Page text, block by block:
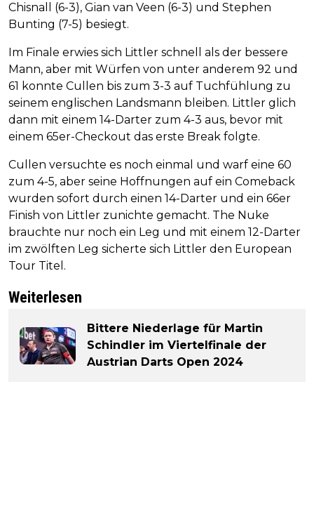
Chisnall (6-3), Gian van Veen (6-3) und Stephen
Bunting (7-5) besiegt.
Im Finale erwies sich Littler schnell als der bessere
Mann, aber mit Würfen von unter anderem 92 und
61 konnte Cullen bis zum 3-3 auf Tuchfühlung zu
seinem englischen Landsmann bleiben. Littler glich
dann mit einem 14-Darter zum 4-3 aus, bevor mit
einem 65er-Checkout das erste Break folgte.
Cullen versuchte es noch einmal und warf eine 60
zum 4-5, aber seine Hoffnungen auf ein Comeback
wurden sofort durch einen 14-Darter und ein 66er
Finish von Littler zunichte gemacht. The Nuke
brauchte nur noch ein Leg und mit einem 12-Darter
im zwölften Leg sicherte sich Littler den European
Tour Titel.
Weiterlesen
Bittere Niederlage für Martin
Schindler im Viertelfinale der
Austrian Darts Open 2024